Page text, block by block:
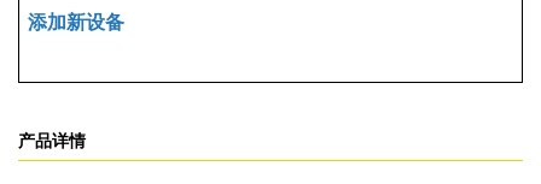
添加新设备
产品详情